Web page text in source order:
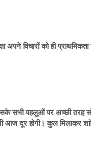
अपने विचारों को ही
सभी पहलुओं पर अच्छी तरह
आज दूर होगी। कुल मिलाकर